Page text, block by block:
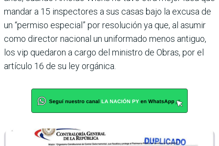
mandar a 15 inspectores a sus casas bajo la excusa de
un “permiso espe­cial” por resolución ya que, al asumir
como director nacio­nal un uniformado menos anti­guo,
los vip quedaron a cargo del ministro de Obras, por el
artículo 16 de su ley orgánica.